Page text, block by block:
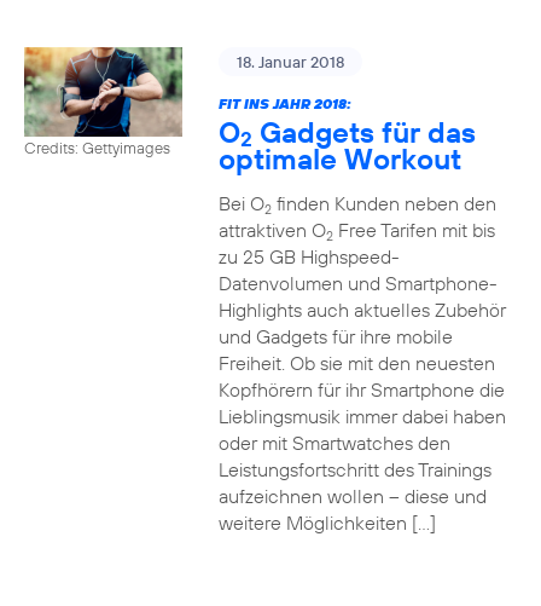
Credits: Gettyimages
18. Januar 2018
FIT INS JAHR 2018:
O2 Gadgets für das
optimale Workout
Bei O2finden Kunden neben den
attraktiven O2Free Tarifen mit bis
zu 25 GB Highspeed-
Datenvolumen und Smartphone-
Highlights auch aktuelles Zubehör
und Gadgets für ihre mobile
Freiheit. Ob sie mit den neuesten
Kopfhörern für ihr Smartphone die
Lieblingsmusik immer dabei haben
oder mit Smartwatches den
Leistungsfortschritt des Trainings
aufzeichnen wollen – diese und
weitere Möglichkeiten […]